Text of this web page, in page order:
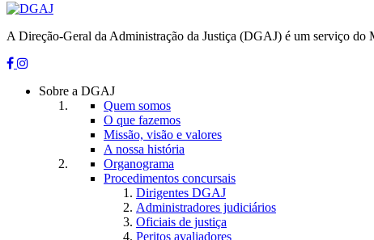
A Direção-Geral da Administração da Justiça (DGAJ) é um serviço do
Sobre a DGAJ
Quem somos
O que fazemos
Missão, visão e valores
A nossa história
Organograma
Procedimentos concursais
Dirigentes DGAJ
Administradores judiciários
Oficiais de justiça
Peritos avaliadores